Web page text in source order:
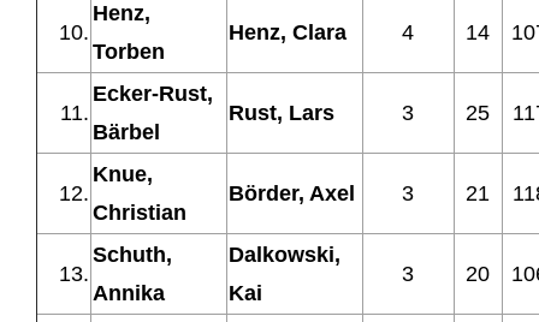
10.
Henz,
Torben
Henz, Clara 4 14
11.
Ecker-Rust,
Bärbel
Rust, Lars 3 25
12.
Knue,
Christian
Börder, Axel 3 21
13.
Schuth,
Annika
Dalkowski,
Kai
3 20